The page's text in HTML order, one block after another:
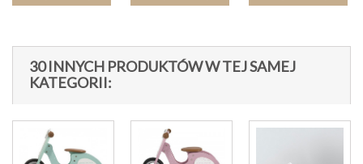
30 INNYCH PRODUKTÓW W TEJ SAMEJ
KATEGORII: